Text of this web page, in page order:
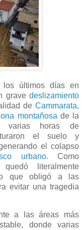
los últimos días en
grave deslizamiento
deCammarata,
montañosa de la
varias horas de
el suelo y
el colapso
urbano. Como
literalmente
que obligó a las
evitar una tragedia
a las áreas más
donde varias